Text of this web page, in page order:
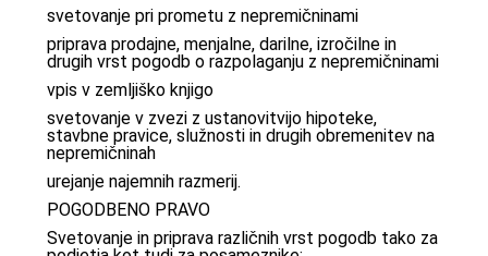
svetovanje pri prometu z nepremičninami
priprava prodajne, menjalne, darilne, izročilne in
drugih vrst pogodb o razpolaganju z nepremičninami
vpis v zemljiško knjigo
svetovanje v zvezi z ustanovitvijo hipoteke,
stavbne pravice, služnosti in drugih obremenitev na
nepremičninah
urejanje najemnih razmerij.
POGODBENO PRAVO
Svetovanje in priprava različnih vrst pogodb tako za